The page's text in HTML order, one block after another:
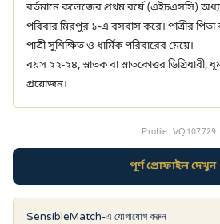
বর্তমানে কলেজের প্রথম বর্ষে (এইচএসসি)
পরিবার মিরপুর ১-এ বসবাস করে। পাত্রীর পিতা
পাত্রী সুশিক্ষিত ও ধার্মিক পরিবারের মেয়ে।
বয়স ২২-২৪, স্নাতক বা স্নাতকোত্তর ডিগ্রিধারী,
প্রয়োজন।
Profile: VQ107729
পূর্ণ প্রোফাইল
SensibleMatch-এ যোগাযোগ করুন